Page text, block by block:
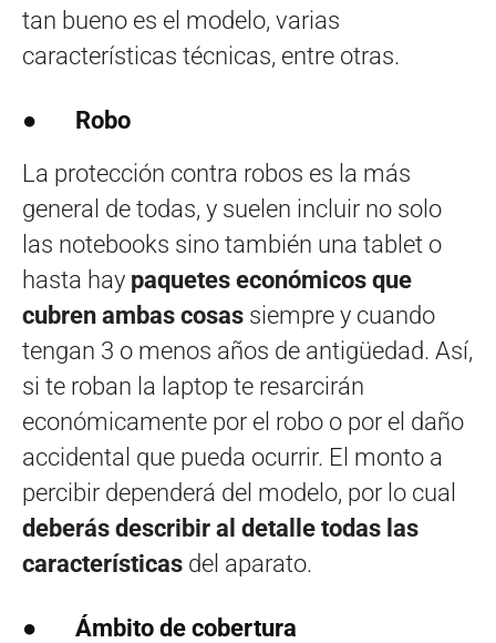
tan bueno es el modelo, varias
características técnicas, entre otras.
● Robo
La protección contra robos es la más
general de todas, y suelen incluir no solo
las notebooks sino también una tablet o
hasta hay paquetes económicos que
cubren ambas cosas siempre y cuando
tengan 3 o menos años de antigüedad. Así,
si te roban la laptop te resarcirán
económicamente por el robo o por el daño
accidental que pueda ocurrir. El monto a
percibir dependerá del modelo, por lo cual
deberás describir al detalle todas las
características del aparato.
● Ámbito de cobertura